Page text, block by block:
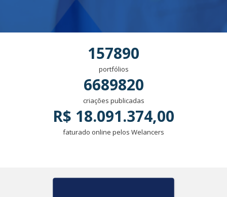
157890
portfólios
6689820
criações publicadas
R$ 18.091.374,00
faturado online pelos Welancers